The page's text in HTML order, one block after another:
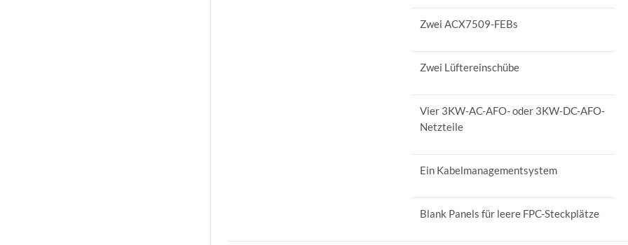
Zwei ACX7509-FEBs
Zwei Lüftereinschübe
Vier 3KW-AC-AFO- oder 3KW-DC-AFO-
Netzteile
Ein Kabelmanagementsystem
Blank Panels für leere FPC-Steckplätze